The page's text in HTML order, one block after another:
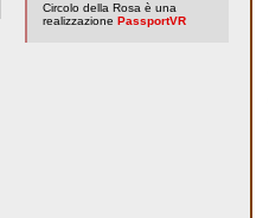
Circolo della Rosa è una
realizzazione PassportVR